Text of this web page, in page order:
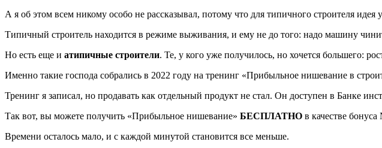
А я об этом всем никому особо не рассказывал, потому что для типичного строителя
Типичный строитель находится в режиме выживания, и ему не до того: надо машину
Но есть еще и атипичные строители. Те, у кого уже получилось, но хочется большего:
Именно такие господа собрались в 2022 году на тренинг «Прибыльное нишевание в
Тренинг я записал, но продавать как отдельный продукт не стал. Он доступен в Банке
Так вот, вы можете получить «Прибыльное нишевание» БЕСПЛАТНО в качестве
Времени осталось мало, и с каждой минутой становится все меньше.